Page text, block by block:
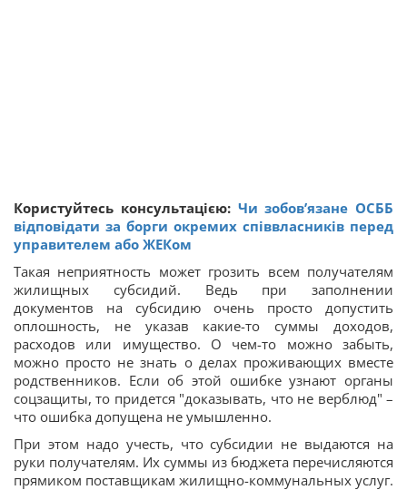
Користуйтесь консультацією: Чи зобов’язане ОСББ
відповідати за борги окремих співвласників перед
управителем або ЖЕКом
Такая неприятность может грозить всем получателям
жилищных субсидий. Ведь при заполнении
документов на субсидию очень просто допустить
оплошность, не указав какие-то суммы доходов,
расходов или имущество. О чем-то можно забыть,
можно просто не знать о делах проживающих вместе
родственников. Если об этой ошибке узнают органы
соцзащиты, то придется "доказывать, что не верблюд" –
что ошибка допущена не умышленно.
При этом надо учесть, что субсидии не выдаются на
руки получателям. Их суммы из бюджета перечисляются
прямиком поставщикам жилищно-коммунальных услуг.